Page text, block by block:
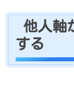
他人軸
する